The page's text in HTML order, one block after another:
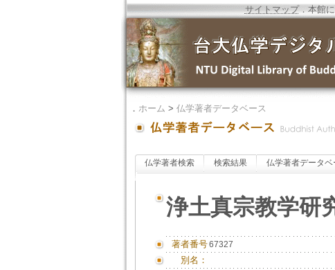
サイトマップ．本館
． ホーム > 仏学著者データベース
仏学著者検索 検索結果 仏学著者データベ
浄土真宗教学研
著者番号67327
別名：